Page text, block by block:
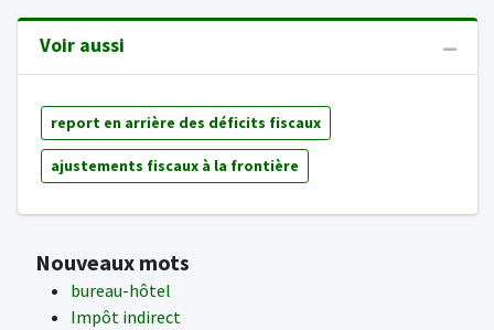
Voir aussi
report en arrière des déficits fiscaux
ajustements fiscaux à la frontière
Nouveaux mots
bureau-hôtel
Impôt indirect